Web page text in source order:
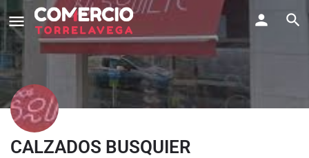
CALZADOS BUSQUIER